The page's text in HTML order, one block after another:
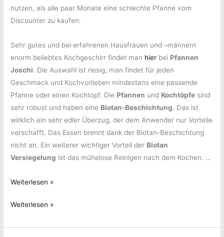
nutzen, als alle paar Monate eine schlechte Pfanne vom
Discounter zu kaufen.
Sehr gutes und bei erfahrenen Hausfrauen und –männern
enorm beliebtes Kochgeschirr findet man hier bei Pfannen
Joschi. Die Auswahl ist riesig, man findet für jeden
Geschmack und Kochvorlieben mindestens eine passende
Pfanne oder einen Kochtopf. Die Pfannen und Kochtöpfe sind
sehr robust und haben eine Biotan-Beschichtung. Das ist
wirklich ein sehr edler Überzug, der dem Anwender nur Vorteile
verschafft. Das Essen brennt dank der Biotan-Beschichtung
nicht an. Ein weiterer wichtiger Vorteil der Biotan
Versiegelung ist das mühelose Reinigen nach dem Kochen. …
Sonntagsmenü
Feinsten
Weiterlesen »
Sonntagsmenü
Feinsten
Weiterlesen »